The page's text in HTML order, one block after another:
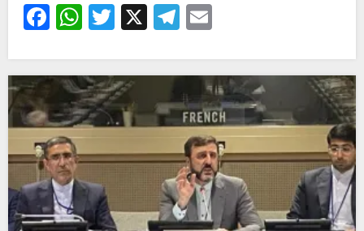
Facebook
WhatsApp
Twitter
X Telegram